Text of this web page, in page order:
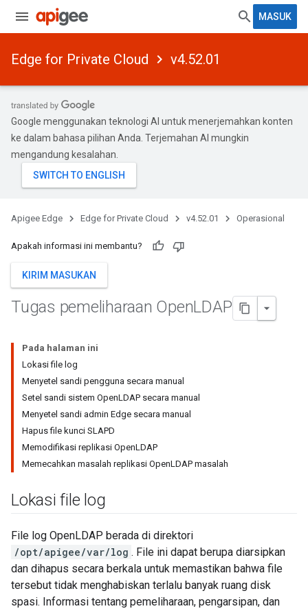
MASUK
Edge for Private Cloud v4.52.01
Google menggunakan teknologi AI untuk menerjemahkan konten
ke dalam bahasa pilihan Anda. Terjemahan AI mungkin
mengandung kesalahan.
Apigee Edge Edge for Private Cloud v4.52.01 Operasional
Apakah informasi ini membantu?
KIRIM MASUKAN
Tugas pemeliharaan OpenLDAP
Pada halaman ini
Lokasi file log
Menyetel sandi pengguna secara manual
Setel sandi sistem OpenLDAP secara manual
Menyetel sandi admin Edge secara manual
Hapus file kunci SLAPD
Memodifikasi replikasi OpenLDAP
Memecahkan masalah replikasi OpenLDAP masalah
Lokasi file log
File log OpenLDAP berada di direktori
/opt/apigee/var/log . File ini dapat berupa diarsipkan
dan dihapus secara berkala untuk memastikan bahwa file
tersebut tidak menghabiskan terlalu banyak ruang disk
spasi. Informasi tentang pemeliharaan, pengarsipan, dan